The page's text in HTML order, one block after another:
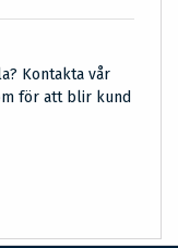
Kontakta vår
för att blir kund